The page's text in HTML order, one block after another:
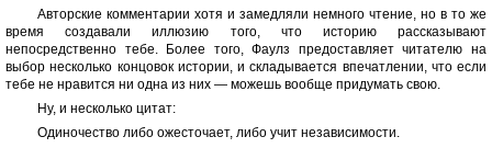
Авторские комментарии хотя и замедляли немного чтение, но в то же
время создавали иллюзию того, что историю рассказывают
непосредственно тебе. Более того, Фаулз предоставляет читателю на
выбор несколько концовок истории, и складывается впечатлении, что если
тебе не нравится ни одна из них — можешь вообще придумать свою.
Ну, и несколько цитат:
Одиночество либо ожесточает, либо учит независимости.